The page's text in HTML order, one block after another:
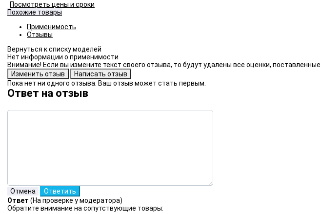
Посмотреть цены и сроки
Похожие товары
Применимость
Отзывы
Нет информации о применимости
Внимание! Если вы измените текст своего отзыва, то будут удалены все оценки,
Пока нет ни одного отзыва. Ваш отзыв может стать первым.
Ответ на отзыв
Ответ (На проверке у модератора)
Обратите внимание на сопутствующие товары: